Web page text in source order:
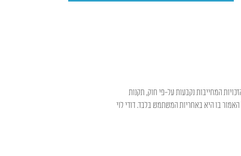
המחייבות נקבעות על-פי חוק, תקנות
בו היא באחריות המשתמש בלבד. דודי לוי